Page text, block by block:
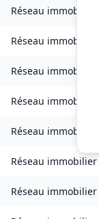
Réseau immobilier
Réseau immobilier
Réseau immobilier
Réseau immobilier
Réseau immobilier
Réseau immobilier
Réseau immobilier